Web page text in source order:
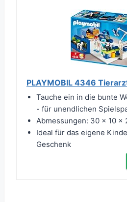
PLAYMOBIL 4346
Tauche ein in die bunte
- für unendlichen
Abmessungen: 30 x 10 x
Ideal für das eigene
Geschenk